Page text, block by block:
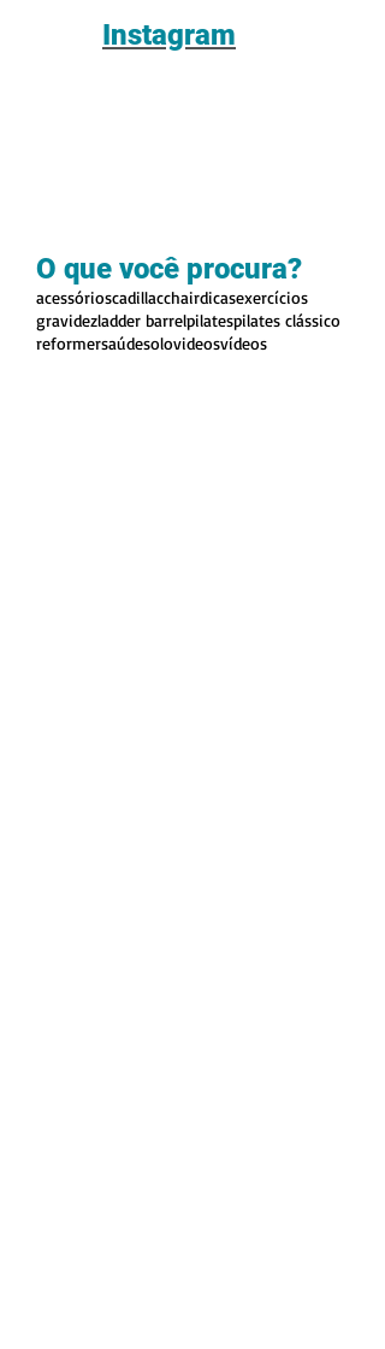
Instagram
O que você procura?
acessórioscadillacchairdicasexercícios
gravidezladder barrelpilatespilates clássico
reformersaúdesolovideosvídeos